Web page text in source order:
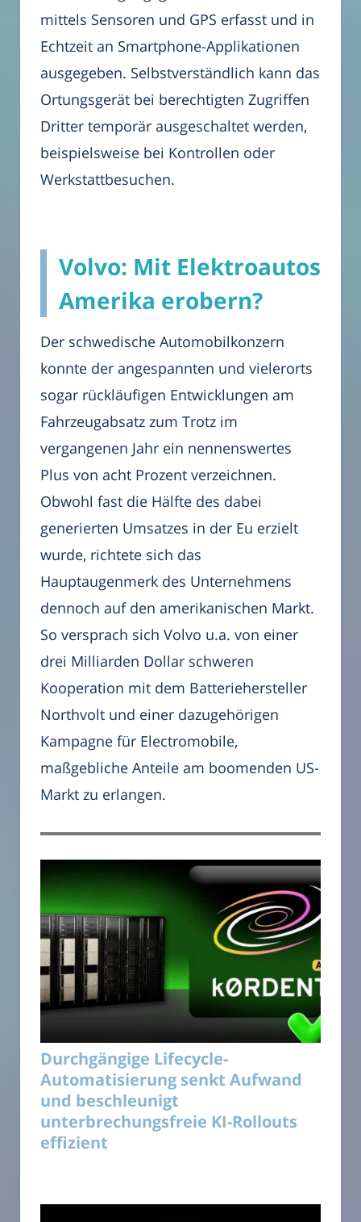
mittels Sensoren und GPS erfasst und in
Echtzeit an Smartphone-Applikationen
ausgegeben. Selbstverständlich kann das
Ortungsgerät bei berechtigten Zugriffen
Dritter temporär ausgeschaltet werden,
beispielsweise bei Kontrollen oder
Werkstattbesuchen.
Volvo: Mit Elektroautos
Amerika erobern?
Der schwedische Automobilkonzern
konnte der angespannten und vielerorts
sogar rückläufigen Entwicklungen am
Fahrzeugabsatz zum Trotz im
vergangenen Jahr ein nennenswertes
Plus von acht Prozent verzeichnen.
Obwohl fast die Hälfte des dabei
generierten Umsatzes in der Eu erzielt
wurde, richtete sich das
Hauptaugenmerk des Unternehmens
dennoch auf den amerikanischen Markt.
So versprach sich Volvo u.a. von einer
drei Milliarden Dollar schweren
Kooperation mit dem Batteriehersteller
Northvolt und einer dazugehörigen
Kampagne für Electromobile,
maßgebliche Anteile am boomenden US-
Markt zu erlangen.
Durchgängige Lifecycle-
Automatisierung senkt Aufwand
und beschleunigt
unterbrechungsfreie KI-Rollouts
effizient